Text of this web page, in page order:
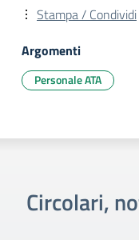
Stampa / Condividi
Argomenti
Personale ATA
Circolari,